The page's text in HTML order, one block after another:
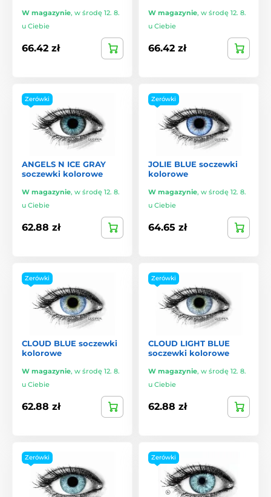
W magazynie, w środę 12. 8.
u Ciebie
66.42 zł
W magazynie, w środę 12. 8.
u Ciebie
66.42 zł
Zerówki
ANGELS N ICE GRAY
soczewki kolorowe
W magazynie, w środę 12. 8.
u Ciebie
62.88 zł
Zerówki
JOLIE BLUE soczewki
kolorowe
W magazynie, w środę 12. 8.
u Ciebie
64.65 zł
Zerówki
CLOUD BLUE soczewki
kolorowe
W magazynie, w środę 12. 8.
u Ciebie
62.88 zł
Zerówki
CLOUD LIGHT BLUE
soczewki kolorowe
W magazynie, w środę 12. 8.
u Ciebie
62.88 zł
Zerówki Zerówki